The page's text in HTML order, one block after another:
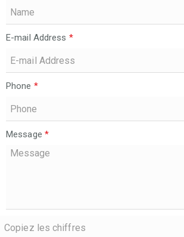
E-mail Address *
Phone *
Message *